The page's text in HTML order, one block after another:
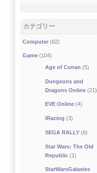
カテゴリー
Computer (62)
Game (104)
Age of Conan (5)
Dungeons and
Dragons Online(21)
EVE Online(4)
iRacing (3)
SEGA RALLY(6)
Star Wars: The Old
Republic(1)
StarWarsGalaxies